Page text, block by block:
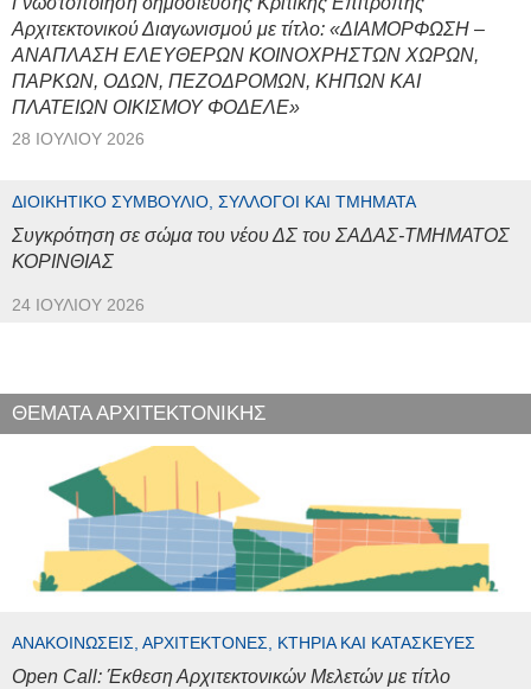
Αρχιτεκτονικού Διαγωνισμού με τίτλο: «ΔΙΑΜΟΡΦΩΣΗ –
ΑΝΑΠΛΑΣΗ ΕΛΕΥΘΕΡΩΝ ΚΟΙΝΟΧΡΗΣΤΩΝ ΧΩΡΩΝ,
ΠΑΡΚΩΝ, ΟΔΩΝ, ΠΕΖΟΔΡΟΜΩΝ, ΚΗΠΩΝ ΚΑΙ
ΠΛΑΤΕΙΩΝ ΟΙΚΙΣΜΟΥ ΦΟΔΕΛΕ»
28 ΙΟΥΛΊΟΥ 2026
ΔΙΟΙΚΗΤΙΚΌ ΣΥΜΒΟΎΛΙΟ, ΣΎΛΛΟΓΟΙ ΚΑΙ ΤΜΉΜΑΤΑ
Συγκρότηση σε σώμα του νέου ΔΣ του ΣΑΔΑΣ-ΤΜΗΜΑΤΟΣ
ΚΟΡΙΝΘΙΑΣ
24 ΙΟΥΛΊΟΥ 2026
ΘΕΜΑΤΑ ΑΡΧΙΤΕΚΤΟΝΙΚΗΣ
ΑΝΑΚΟΙΝΏΣΕΙΣ, ΑΡΧΙΤΈΚΤΟΝΕΣ, ΚΤΉΡΙΑ ΚΑΙ ΚΑΤΑΣΚΕΥΈΣ
Open Call: Έκθεση Αρχιτεκτονικών Μελετών με τίτλο